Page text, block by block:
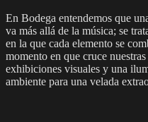
En Bodega entendemos que
va más allá de la música; se
en la que cada elemento se
momento en que cruce
exhibiciones visuales y una
ambiente para una velada